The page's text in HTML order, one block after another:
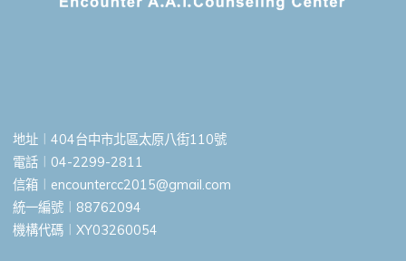
地址︱404台中市北區太原八街110號
電話︱04-2299-2811
信箱︱ encountercc2015@gmail.com
統一編號︱88762094
機構代碼︱XY03260054